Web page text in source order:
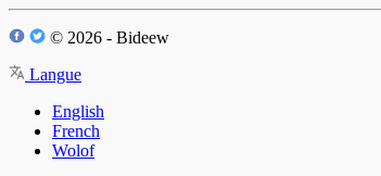
© 2026 - Bideew
Langue
English
French
Wolof